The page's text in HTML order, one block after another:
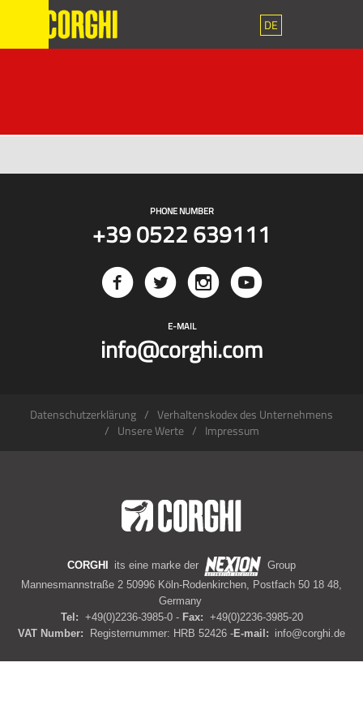
DE
PHONE NUMBER
+39 0522 639111
E-MAIL
info@corghi.com
Datenschutzerklärung
Verhaltenskodex des Unternehmens
Unsere Werte
Impressum
CORGHI its eine marke der
Group
Mannesmannstraße 2 50996 Köln-Rodenkirchen, Postfach 50 18 48,
Germany
Tel: +49(0)2236-3985-0 - Fax: +49(0)2236-3985-20
VAT Number: Registernummer: HRB 52426 -E-mail: info@corghi.de